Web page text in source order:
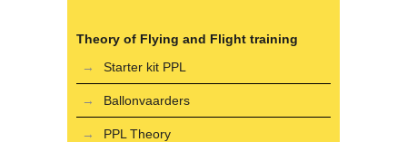
Theory of Flying and Flight training
Starter kit PPL
Ballonvaarders
PPL Theory